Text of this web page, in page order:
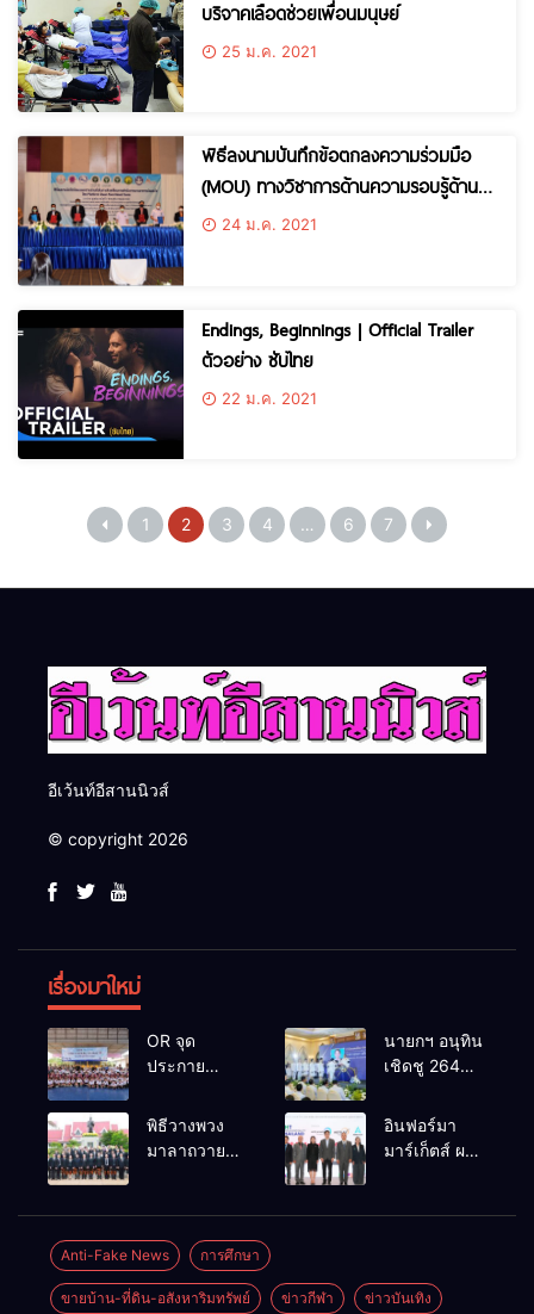
บริจาคเลือดช่วยเพื่อนมนุษย์
25 ม.ค. 2021
พิธีลงนามบันทึกข้อตกลงความร่วมมือ
(MOU) ทางวิชาการด้านความรอบรู้ด้าน
สุขภาพ เพื่อขับเคลื่อนอาหารปลอดภัย
24 ม.ค. 2021
Endings, Beginnings | Official Trailer
ตัวอย่าง ซับไทย
22 ม.ค. 2021
1 2 3 4 … 6 7
อีเว้นท์อีสานนิวส์
© copyright 2026
เรื่องมาใหม่
OR จุด
ประกาย
เยาวชน ผ่าน
นายกฯ อนุทิน
เชิดชู 264
บ้านยอดเยี่ยม
มอบแหนบ
เกียรติยศแห่ง
พิธีวางพวง
มาลาถวาย
2569 และ
การแข่งขัน
ฟุตบอลวันรพี
อินฟอร์มา
มาร์เก็ตส์ ผนึก
Thailand
Anti-Fake News การศึกษา
ขายบ้าน-ที่ดิน-อสังหาริมทรัพย์ ข่าวกีฬา ข่าวบันเทิง